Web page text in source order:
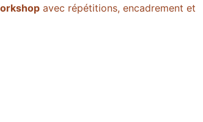
avec répétitions, encadrement et